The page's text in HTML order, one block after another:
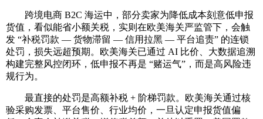
跨境电商 B2C 海运中，部分卖家为降低成本刻意低申报
货值，看似能省小额关税，实则在欧美海关严监管下，会触
发 “补税罚款 — 货物滞留 — 信用拉黑 — 平台追责” 的连锁
处罚，损失远超预期。欧美海关已通过 AI 比价、大数据追溯
构建完整风控闭环，低申报不再是 “赌运气”，而是高风险违
规行为。
最直接的处罚是高额补税 + 阶梯罚款。欧美海关通过核
验采购发票、平台售价、行业均价，一旦认定申报货值偏